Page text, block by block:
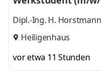
Dipl.-Ing. H.
Heiligenhaus
vor etwa 11 Stunden